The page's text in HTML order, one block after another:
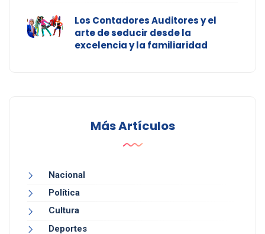
Los Contadores Auditores y el
arte de seducir desde la
excelencia y la familiaridad
Más Artículos
Nacional
Política
Cultura
Deportes